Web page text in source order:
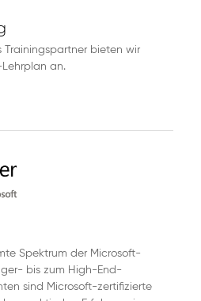
Trainingspartner bieten wir
an.
Spektrum der Microsoft-
bis zum High-End-
sind Microsoft-zertifizierte